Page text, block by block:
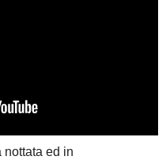
nottata ed in